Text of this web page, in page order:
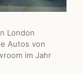
London
Autos von
im Jahr